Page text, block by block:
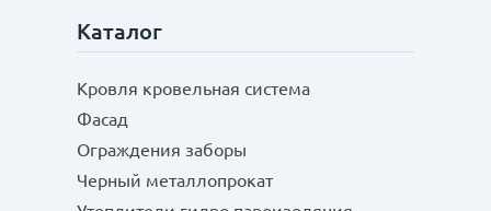
Каталог
Кровля кровельная система
Фасад
Ограждения заборы
Черный металлопрокат